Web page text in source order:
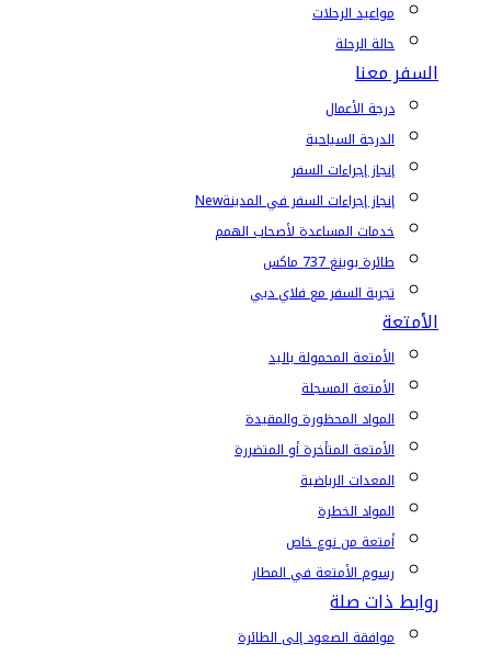
مواعيد الرحلات
حالة الرحلة
السفر معنا
درجة الأعمال
الدرجة السياحية
إنجاز إجراءات السفر
إنجاز إجراءات السفر في المدينةNew
خدمات المساعدة لأصحاب الهمم
طائرة بوينغ 737 ماكس
تجربة السفر مع فلاي دبي
الأمتعة
الأمتعة المحمولة باليد
الأمتعة المسجلة
المواد المحظورة والمقيدة
الأمتعة المتأخرة أو المتضررة
المعدات الرياضية
المواد الخطرة
أمتعة من نوع خاص
رسوم الأمتعة في المطار
روابط ذات صلة
موافقة الصعود إلى الطائرة